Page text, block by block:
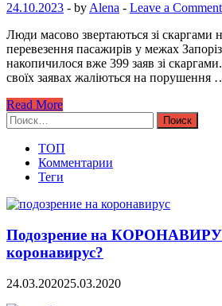
24.10.2023 - by Alena - Leave a Comment
Люди масово звертаються зі скаргами
перевезення пасажирів у межах
накопичилося вже 399 заяв зі
своїх заявах жаліються на порушення
Read More
Найти:
ТОП
Комментарии
Теги
Подозрение на
коронавирус?
24.03.202025.03.2020